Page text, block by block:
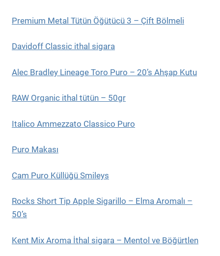
Premium Metal Tütün Öğütücü 3 – Çift Bölmeli
Davidoff Classic ithal sigara
Alec Bradley Lineage Toro Puro – 20’s Ahşap Kutu
RAW Organic ithal tütün – 50gr
Italico Ammezzato Classico Puro
Puro Makası
Cam Puro Küllüğü Smileys
Rocks Short Tip Apple Sigarillo – Elma Aromalı –
50’s
Kent Mix Aroma İthal sigara – Mentol ve Böğürtlen